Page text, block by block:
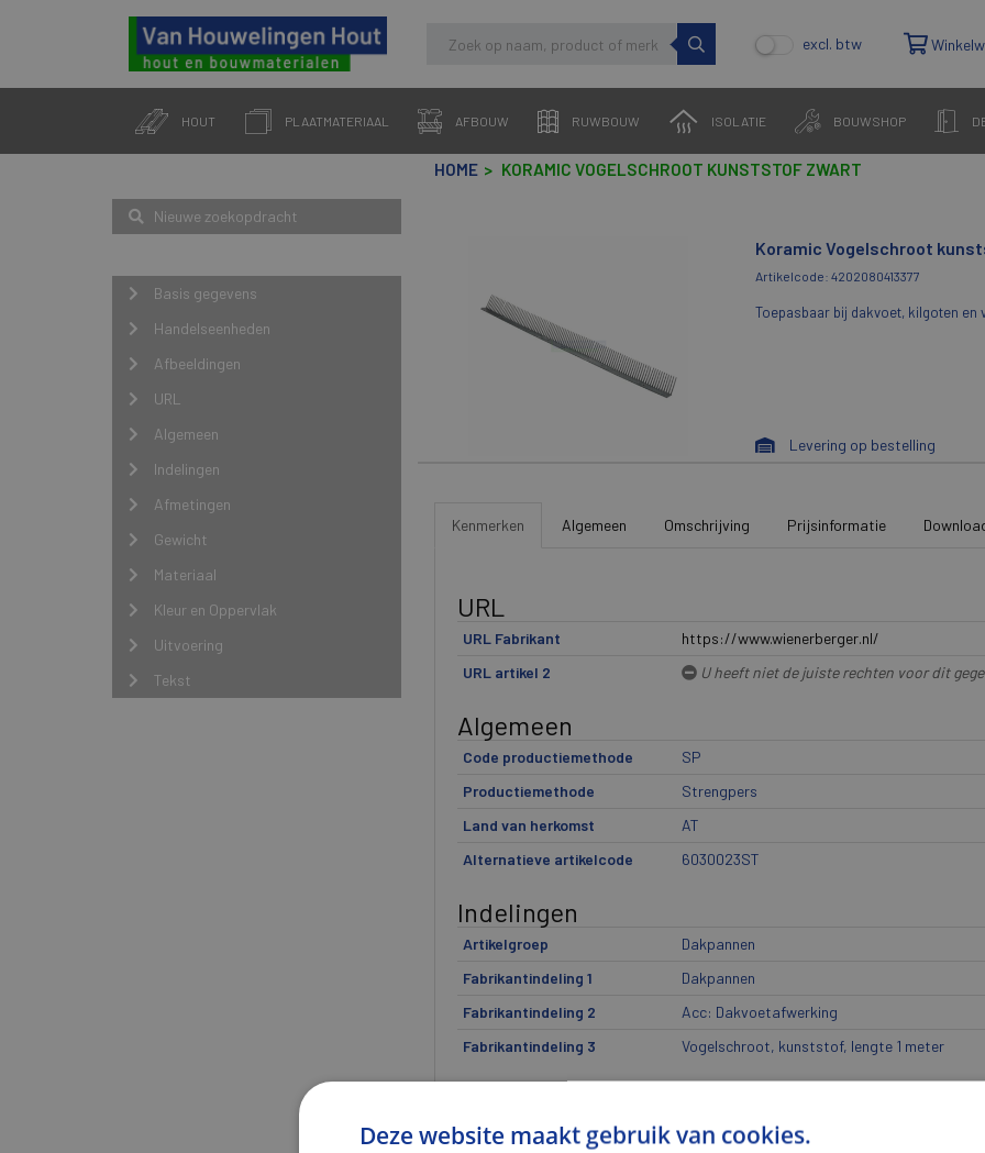
excl. btw
HOUT PLAATMATERIAAL AFBOUW RUWBOUW ISOLATIE BOUWSHOP
Nieuwe zoekopdracht
Basis gegevens
Handelseenheden
Afbeeldingen
URL
Algemeen
Indelingen
Afmetingen
Gewicht
Materiaal
Kleur en Oppervlak
Uitvoering
Tekst
HOME KORAMIC VOGELSCHROOT KUNSTSTOF ZWART
Koramic Vogelschroot
Artikelcode: 4202080413377
Toepasbaar bij dakvoet, kilgoten en
Levering op bestelling
Kenmerken Algemeen Omschrijving Prijsinformatie
URL
URL Fabrikant
https://www.wienerberger.nl/
URL artikel 2
U heeft niet de juiste rechten voor dit
Algemeen
Code productiemethode
SP
Productiemethode
Strengpers
Land van herkomst
AT
Alternatieve artikelcode
6030023ST
Indelingen
Artikelgroep
Dakpannen
Fabrikantindeling 1
Dakpannen
Fabrikantindeling 2
Acc: Dakvoetafwerking
Fabrikantindeling 3
Vogelschroot, kunststof, lengte 1 meter
Lengte (mm)
1000
Deze website maakt gebruik van cookies.